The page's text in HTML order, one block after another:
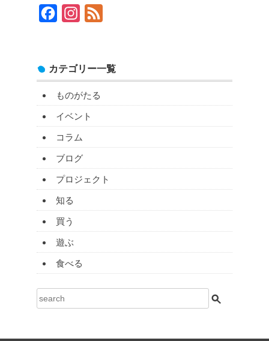
FacebookInstagram
カテゴリー一覧
ものがたる
イベント
コラム
ブログ
プロジェクト
知る
買う
遊ぶ
食べる